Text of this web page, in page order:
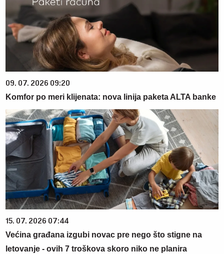
09. 07. 2026 09:20
Komfor po meri klijenata: nova linija paketa ALTA banke
15. 07. 2026 07:44
Većina građana izgubi novac pre nego što stigne na
letovanje - ovih 7 troškova skoro niko ne planira